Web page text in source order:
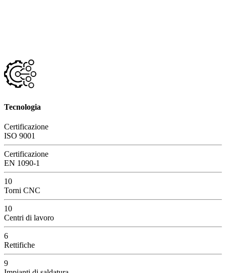
Tecnologia
Certificazione
ISO 9001
Certificazione
EN 1090-1
10
Torni CNC
10
Centri di lavoro
6
Rettifiche
9